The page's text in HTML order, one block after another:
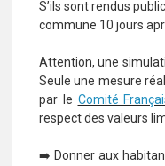
S’ils sont rendus
commune 10 jours
Attention, une
Seule une mesure
par le Comité
respect des valeurs
➡️ Donner aux